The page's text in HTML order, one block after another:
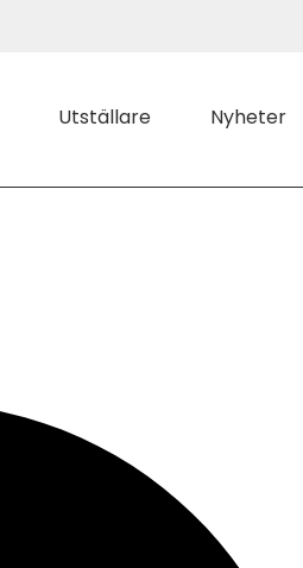
Utställare Nyheter